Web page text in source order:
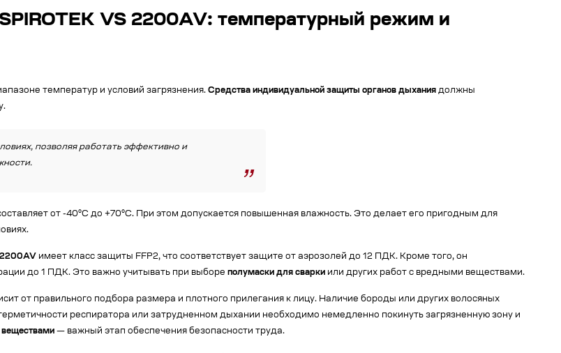
VS 2200AV: температурный режим и
температур и условий загрязнения. Средства индивидуальной защиты органов дыхания должны
позволяя работать эффективно и
от -40°С до +70°С. При этом допускается повышенная влажность. Это делает его пригодным для
2200AV имеет класс защиты FFP2, что соответствует защите от аэрозолей до 12 ПДК. Кроме того, он
до 1 ПДК. Это важно учитывать при выборе полумаски для сварки или других работ с вредными веществами.
от правильного подбора размера и плотного прилегания к лицу. Наличие бороды или других волосяных
респиратора или затрудненном дыхании необходимо немедленно покинуть загрязненную зону и
— важный этап обеспечения безопасности труда.